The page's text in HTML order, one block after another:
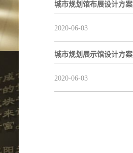
城市规划馆布展设计方案
2020-06-03
城市规划展示馆设计方案
2020-06-03